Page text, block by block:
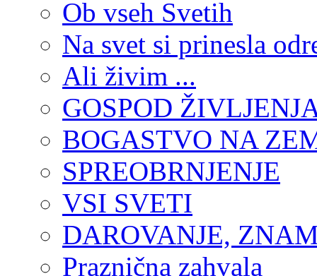
Ob vseh Svetih
Na svet si prinesla
Ali živim ...
GOSPOD
BOGASTVO NA
SPREOBRNJENJE
VSI SVETI
DAROVANJE,
Praznična zahvala